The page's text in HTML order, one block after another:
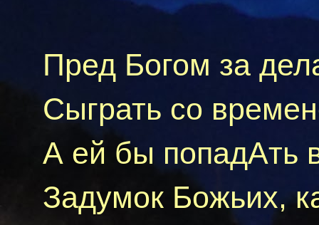
Пред Богом за
Cыграть со
А eй бы попадAть
Задумок Божьих,